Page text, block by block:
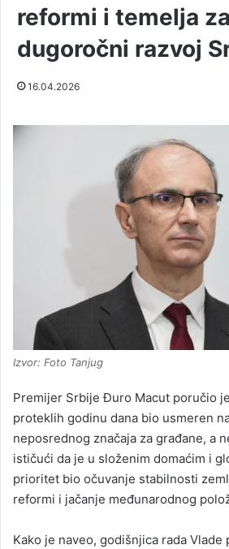
reformi i temelja za
dugoročni razvoj
16.04.2026
Izvor: Foto Tanjug
Premijer Srbije Đuro Macut poručio
proteklih godinu dana bio usmeren
neposrednog značaja za građane, a
ističući da je u složenim domaćim i
prioritet bio očuvanje stabilnosti
reformi i jačanje međunarodnog
Kako je naveo, godišnjica rada